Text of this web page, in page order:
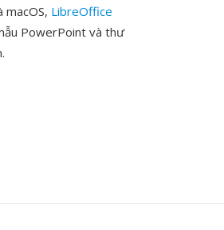
LibreOffice
PowerPoint và thư